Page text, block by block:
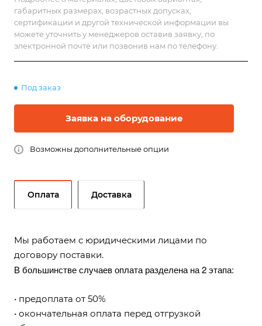
габаритных размерах, возрастных допусках,
сертификации и другой технической информации вы
можете уточнить у менеджеров оставив заявку, по
электронной почте или позвонив нам по телефону.
Под заказ
Заявка на оборудование
Возможны дополнительные опции
Оплата Доставка
Мы работаем с юридическими лицами по
договору поставки.
В большинстве случаев оплата разделена на 2 этапа:
• предоплата от 50%
• окончательная оплата перед отгрузкой